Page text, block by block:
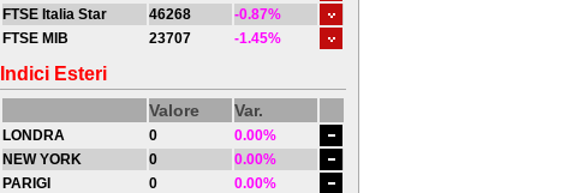
FTSE Italia Star
46268
-0.87%
FTSE MIB
23707 -1.45%
Indici Esteri
Valore Var.
LONDRA 0
0.00%
NEW YORK
0
0.00%
PARIGI
0
0.00%